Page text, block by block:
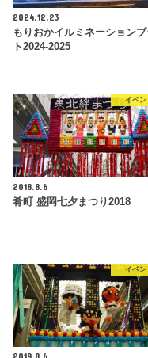
2024.12.23
もりおかイルミネーションブ
ト2024-2025
イベン
2018.8.6
肴町 盛岡七夕まつり2018
イベン